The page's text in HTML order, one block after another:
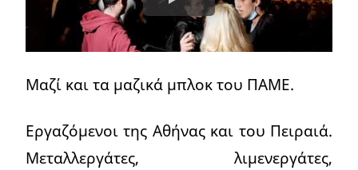
Μαζί και τα μαζικά μπλοκ του ΠΑΜΕ.
Εργαζόμενοι της Αθήνας και του Πειραιά.
Μεταλλεργάτες, λιμενεργάτες,